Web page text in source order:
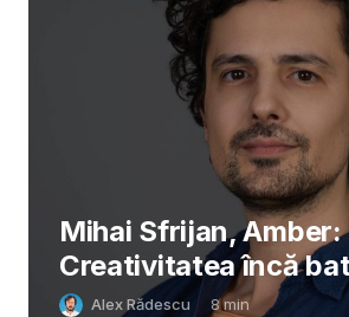
Mihai Sfrijan, Amber:
Creativitatea încă
Alex Rădescu 8min